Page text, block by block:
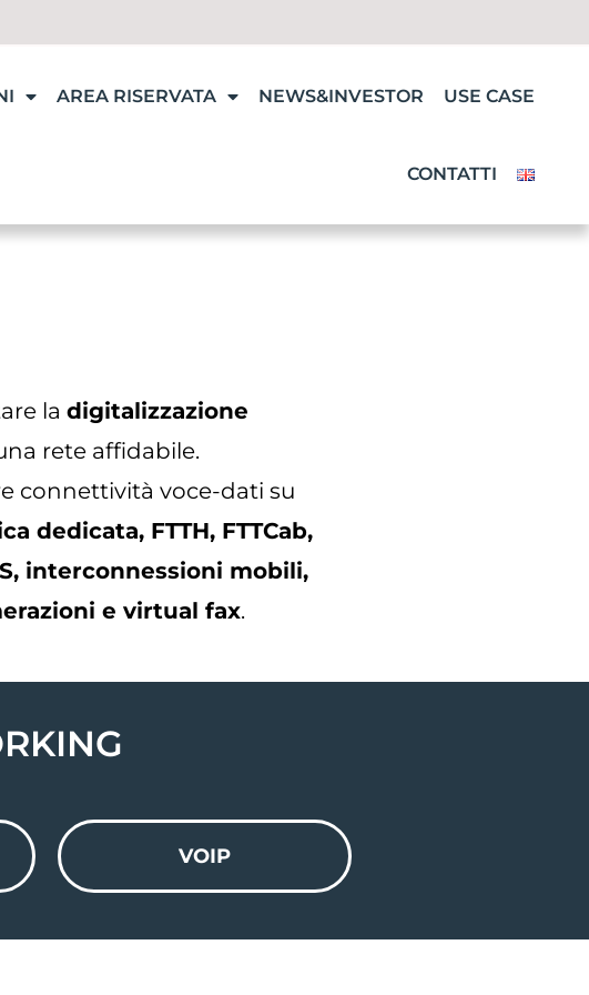
AREA RISERVATA NEWS&INVESTOR USE CASE
CONTATTI
la digitalizzazione
rete affidabile.
connettività voce-dati su
dedicata, FTTH, FTTCab,
interconnessioni mobili,
e virtual fax.
VOIP